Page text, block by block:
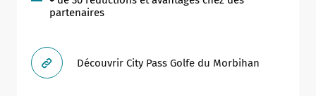
partenaires
Découvrir City Pass Golfe du Morbihan